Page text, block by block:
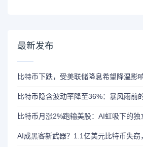
最新发布
比特币下跌，受美联储降息希望降温影
比特币隐含波动率降至36%：暴风雨前
比特币月涨2%跑输美股：AI虹吸下的独